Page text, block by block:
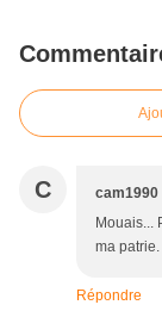
C cam1990
Mouais...
ma
Répondre